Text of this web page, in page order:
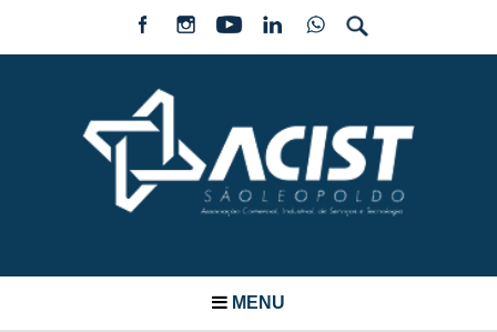
MENU